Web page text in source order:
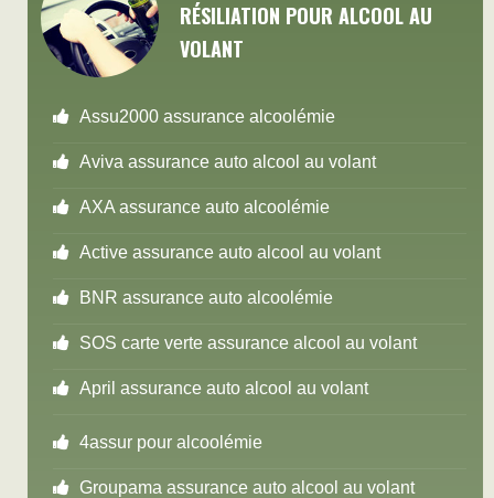
RÉSILIATION POUR ALCOOL AU
VOLANT
Assu2000 assurance alcoolémie
Aviva assurance auto alcool au volant
AXA assurance auto alcoolémie
Active assurance auto alcool au volant
BNR assurance auto alcoolémie
SOS carte verte assurance alcool au volant
April assurance auto alcool au volant
4assur pour alcoolémie
Groupama assurance auto alcool au volant